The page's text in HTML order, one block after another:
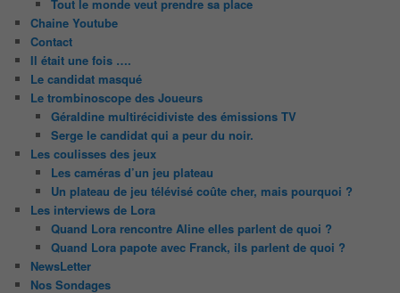
Tout le monde veut prendre sa place
Chaine Youtube
Contact
Il était une fois ….
Le candidat masqué
Le trombinoscope des Joueurs
Géraldine multirécidiviste des émissions TV
Serge le candidat qui a peur du noir.
Les coulisses des jeux
Les caméras d’un jeu plateau
Un plateau de jeu télévisé coûte cher, mais pourquoi ?
Les interviews de Lora
Quand Lora rencontre Aline elles parlent de quoi ?
Quand Lora papote avec Franck, ils parlent de quoi ?
NewsLetter
Nos Sondages